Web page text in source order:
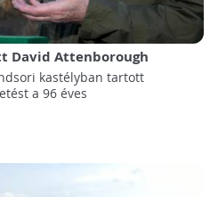
David Attenborough
kastélyban tartott
a 96 éves